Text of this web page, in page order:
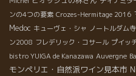
ンの4つの要素 Crozes-Hermitage 2016
Medoc キューヴェ・シャ ノートルダム
ン2008 フレデリック・コサール プイッ
bistro YUIGA de Kanazawa Auvergne
モンペリエ・自然派ワイン見本市